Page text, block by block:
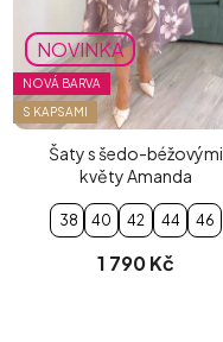
NOVINKA
NOVÁ BARVA
S KAPSAMI
Šaty s šedo-béžovými
květy Amanda
38 40 42 44 46
1 790 Kč